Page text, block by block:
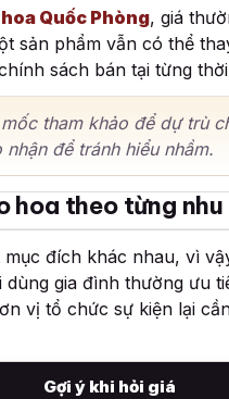
Quốc Phòng, giá
sản phẩm vẫn có thể
sách bán tại từng thời
tham khảo để dự trù
để tránh hiểu nhầm.
hoa theo từng
đích khác nhau, vì
gia đình thường ưu
vị tổ chức sự kiện lại
Gợi ý khi hỏi giá